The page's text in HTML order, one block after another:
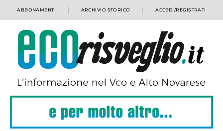
ABBONAMENTI ARCHIVIO STORICO ACCEDI/REGISTRATI